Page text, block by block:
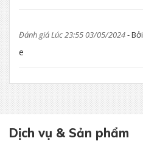
Đánh giá Lúc 23:55 03/05/2024- Bởi
e
Dịch vụ & Sản phẩm